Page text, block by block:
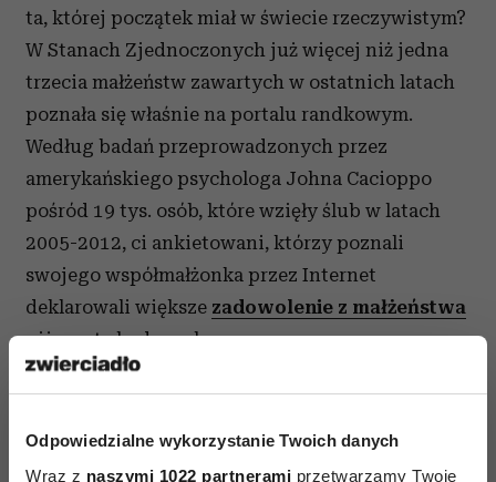
Odpowiedzialne wykorzystanie Twoich danych
Wraz z naszymi 1022 partnerami przetwarzamy Twoje
ta, której początek miał w świecie rzeczywistym?
W Stanach Zjednoczonych już więcej niż jedna
trzecia małżeństw zawartych w ostatnich latach
poznała się właśnie na portalu randkowym.
Według badań przeprowadzonych przez
amerykańskiego psychologa Johna Cacioppo
pośród 19 tys. osób, które wzięły ślub w latach
2005-2012, ci ankietowani, którzy poznali
swojego współmałżonka przez Internet
deklarowali większe zadowolenie z małżeństwa
niż reszta badanych.
Portale randkowe, które oferują metodę doboru
użytkowników przyciągają głównie osoby